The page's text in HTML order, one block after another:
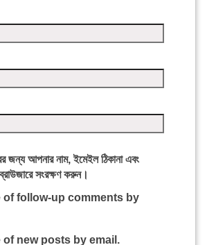
জন্য আপনার নাম, ইমেইল ঠিকানা এবং
সংরক্ষণ করুন।
of follow-up comments by
of new posts by email.